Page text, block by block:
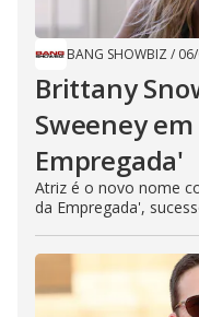
BANG SHOWBIZ /
Brittany
Sweeney
Empregada​'
Atriz é o novo nome
da Empregada',